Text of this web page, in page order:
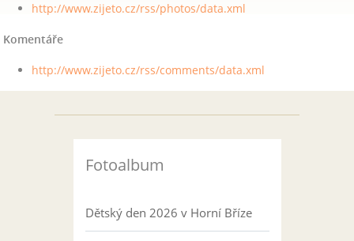
http://www.zijeto.cz/rss/photos/data.xml
Komentáře
http://www.zijeto.cz/rss/comments/data.xml
Fotoalbum
Dětský den 2026 v Horní Bříze